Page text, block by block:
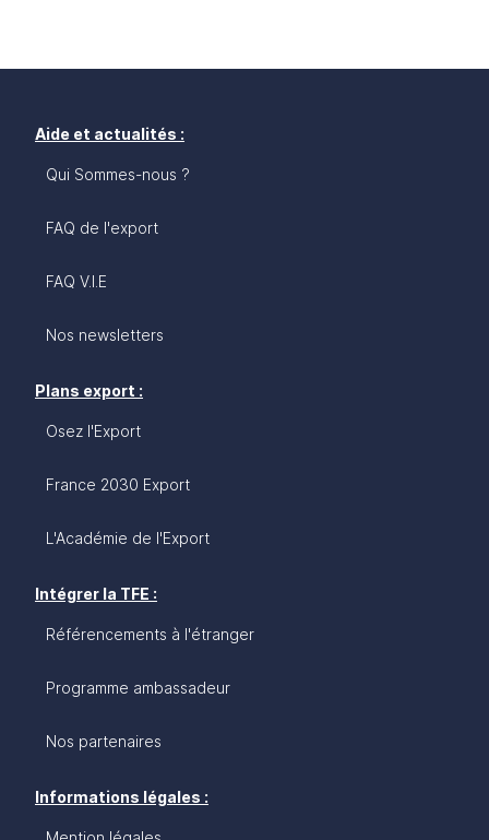
Aide et actualités :
Qui Sommes-nous ?
FAQ de l'export
FAQ V.I.E
Nos newsletters
Plans export :
Osez l'Export
France 2030 Export
L'Académie de l'Export
Intégrer la TFE :
Référencements à l'étranger
Programme ambassadeur
Nos partenaires
Informations légales :